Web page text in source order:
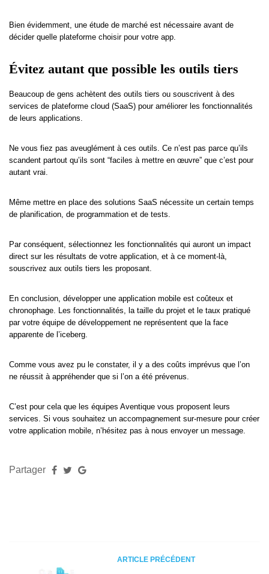
Bien évidemment, une étude de marché est nécessaire avant de
décider quelle plateforme choisir pour votre app.
Évitez autant que possible les outils tiers
Beaucoup de gens achètent des outils tiers ou souscrivent à des
services de plateforme cloud (SaaS) pour améliorer les fonctionnalités
de leurs applications.
Ne vous fiez pas aveuglément à ces outils. Ce n’est pas parce qu’ils
scandent partout qu’ils sont “faciles à mettre en œuvre” que c’est pour
autant vrai.
Même mettre en place des solutions SaaS nécessite un certain temps
de planification, de programmation et de tests.
Par conséquent, sélectionnez les fonctionnalités qui auront un impact
direct sur les résultats de votre application, et à ce moment-là,
souscrivez aux outils tiers les proposant.
En conclusion, développer une application mobile est coûteux et
chronophage. Les fonctionnalités, la taille du projet et le taux pratiqué
par votre équipe de développement ne représentent que la face
apparente de l’iceberg.
Comme vous avez pu le constater, il y a des coûts imprévus que l’on
ne réussit à appréhender que si l’on a été prévenus.
C’est pour cela que les équipes Aventique vous proposent leurs
services. Si vous souhaitez un accompagnement sur-mesure pour créer
votre application mobile, n’hésitez pas à nous envoyer un message.
Partager
ARTICLE PRÉCÉDENT